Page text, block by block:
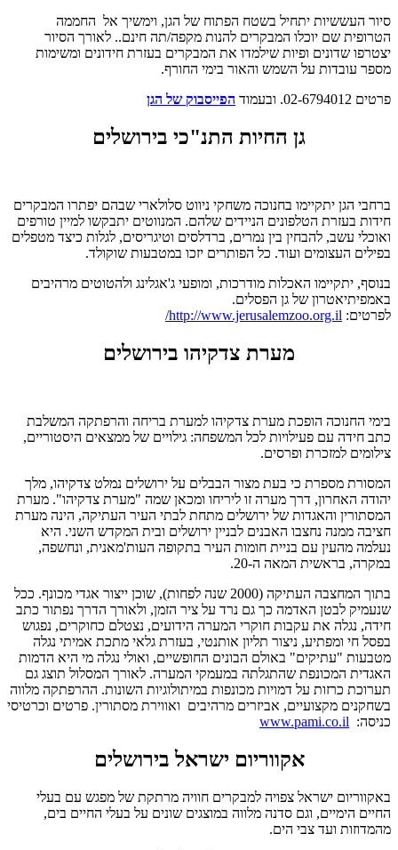
סיור העששיות יתחיל בשטח הפתוח של הגן, וימשיך אל החממה
הטרופית שם יוכלו המבקרים להנות מקפה/תה חינם.. לאורך הסיור
יצטרפו שדונים ופיות שילמדו את המבקרים בעזרת חידונים ומשימות
מספר עובדות על השמש והאור בימי החורף.
פרטים 02-6794012. ובעמוד
הפייסבוק של הגן
גן החיות התנ"כי בירושלים
ברחבי הגן יתקיימו בחנוכה משחקי ניווט סלולארי שבהם יפתרו המבקרים
חידות בעזרת הטלפונים הניידים שלהם. המנווטים יתבקשו למיין טורפים
ואוכלי עשב, להבחין בין נמרים, ברדלסים וטיגריסים, לגלות כיצד מטפלים
בפילים העצומים ועוד. כל הפותרים יזכו במטבעות שוקולד.
בנוסף, יתקיימו האכלות מודרכות, ומופעי ג'אגלינג ולהטוטים מרהיבים
באמפיתיאטרון של גן הפסלים.
לפרטים: http://www.jerusalemzoo.org.il/
מערת צדקיהו בירושלים
בימי החנוכה הופכת מערת צדקיהו למערת בריחה והרפתקה המשלבת
כתב חידה עם פעילויות לכל המשפחה: גילויים של ממצאים היסטוריים,
צילומים למזכרת ופרסים.
המסורת מספרת כי בעת מצור הבבלים על ירושלים נמלט צדקיהו, מלך
יהודה האחרון, דרך מערה זו ליריחו ומכאן שמה "מערת צדקיהו". מערת
המסתורין והאגדות של ירושלים מתחת לבתי העיר העתיקה, הינה מערת
חציבה ממנה נחצבו האבנים לבניין ירושלים ובית המקדש השני. היא
נעלמה מהעין עם בניית חומות העיר בתקופה העות'מאנית, ונחשפה,
במקרה, בראשית המאה ה-20.
בתוך המחצבה העתיקה (2000 שנה לפחות), שוכן ייצור אגדי מכונף. ככל
שנעמיק לבטן האדמה כך גם נרד על ציר הזמן, ולאורך הדרך נפתור כתב
חידה, נגלה את עקבות חוקרי המערה הידועים, נצטלם כחוקרים, נפגוש
בפסל חי ומפתיע, ניצור תליון אותנטי, בעזרת גלאי מתכת אמיתי נגלה
מטבעות "עתיקים" באולם הבונים החופשיים, ואולי נגלה מי היא הדמות
האגדית המכונפת שהתגלתה במעמקי המערה. לאורך המסלול תוצג גם
תערוכת כרזות על דמויות מכונפות במיתולוגיות השונות. ההרפתקה מלווה
בשחקנים מקצועיים, אביזרים מרהיבים ואווירת מסתורין. פרטים וכרטיסי
כניסה: www.pami.co.il
אקווריום ישראל בירושלים
באקווריום ישראל צפויה למבקרים חוויה מרתקת של מפגש עם בעלי
החיים הימיים, וגם סדנה מלווה במוצגים שונים על בעלי החיים בים,
מהמדוזות ועד צבי הים.